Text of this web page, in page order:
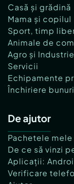
Casă și grădină
Mama și copilul
Sport, timp
Animale de
Agro și Industrie
Servicii
Echipamente
Închiriere
De ajutor
Pachetele mele
De ce să vinzi
Aplicații:
Verificare